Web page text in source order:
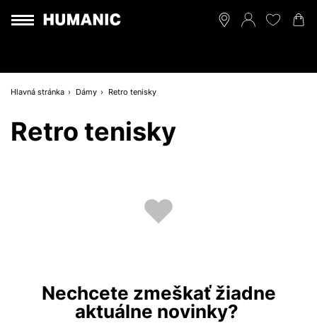
Hlavná stránka Dámy Retro tenisky
Retro tenisky
Nechcete zmeškať žiadne
aktuálne novinky?